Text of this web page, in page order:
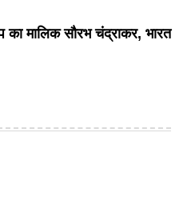
का मालिक सौरभ चंद्राकर, भारत